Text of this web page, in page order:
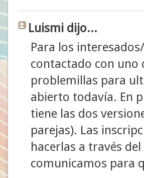
Luismi dijo...
Para los
contactado con uno
problemillas para
abierto todavía. En
tiene las dos
parejas). Las
hacerlas a través
comunicamos para